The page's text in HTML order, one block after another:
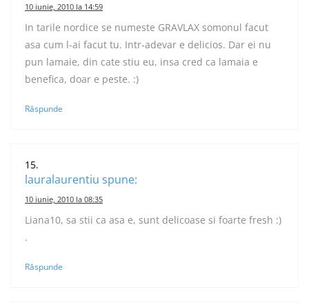
10 iunie, 2010 la 14:59
In tarile nordice se numeste GRAVLAX somonul facut
asa cum l-ai facut tu. Intr-adevar e delicios. Dar ei nu
pun lamaie, din cate stiu eu, insa cred ca lamaia e
benefica, doar e peste. :)
Răspunde
lauralaurentiu spune:
10 iunie, 2010 la 08:35
Liana10, sa stii ca asa e, sunt delicoase si foarte fresh :)
.
Răspunde